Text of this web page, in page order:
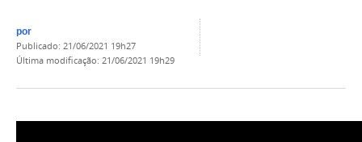
por
publicado: 21/06/2021 19h27
última modificação: 21/06/2021 19h29